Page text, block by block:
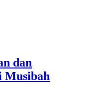
dan
Musibah